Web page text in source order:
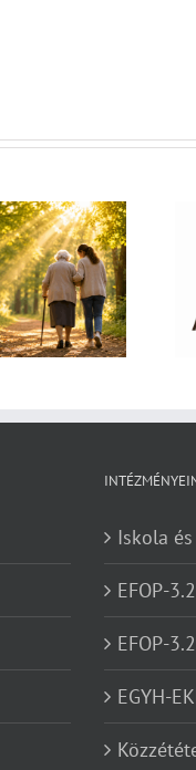
Imádság éve 2026 – El
nem hagylak téged
Iskola
EFOP-
EFOP-
EGYH-